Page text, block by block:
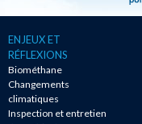
ENJEUX ET
RÉFLEXIONS
Biométhane
Changements
climatiques
Inspection et entretien